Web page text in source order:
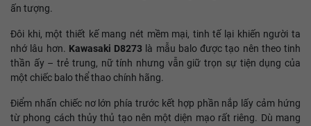
ấn tượng.
Đôi khi, một thiết kế mang nét mềm mại, tinh tế lại khiến người ta
nhớ lâu hơn. Kawasaki D8273 là mẫu balo được tạo nên theo tinh
thần ấy – trẻ trung, nữ tính nhưng vẫn giữ trọn sự tiện dụng của
một chiếc balo thể thao chính hãng.
Điểm nhấn chiếc nơ lớn phía trước kết hợp phần nắp lấy cảm hứng
từ phong cách thủy thủ tạo nên một diện mạo rất riêng. Dù mang